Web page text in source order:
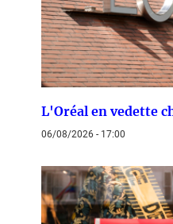
L'Oréal en vedette
06/08/2026 - 17:00